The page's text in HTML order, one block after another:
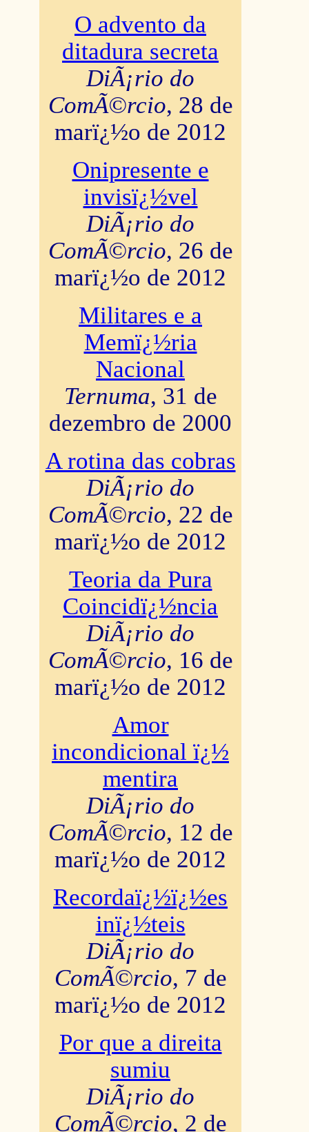
O advento da
ditadura secreta
DiÃ¡rio do
ComÃ©rcio, 28 de
marï¿½o de 2012
Onipresente e
invisï¿½vel
DiÃ¡rio do
ComÃ©rcio, 26 de
marï¿½o de 2012
Militares e a
Memï¿½ria
Nacional
Ternuma, 31 de
dezembro de 2000
A rotina das cobras
DiÃ¡rio do
ComÃ©rcio, 22 de
marï¿½o de 2012
Teoria da Pura
Coincidï¿½ncia
DiÃ¡rio do
ComÃ©rcio, 16 de
marï¿½o de 2012
Amor
incondicional ï¿½
mentira
DiÃ¡rio do
ComÃ©rcio, 12 de
marï¿½o de 2012
Recordaï¿½ï¿½es
inï¿½teis
DiÃ¡rio do
ComÃ©rcio, 7 de
marï¿½o de 2012
Por que a direita
sumiu
DiÃ¡rio do
ComÃ©rcio, 2 de